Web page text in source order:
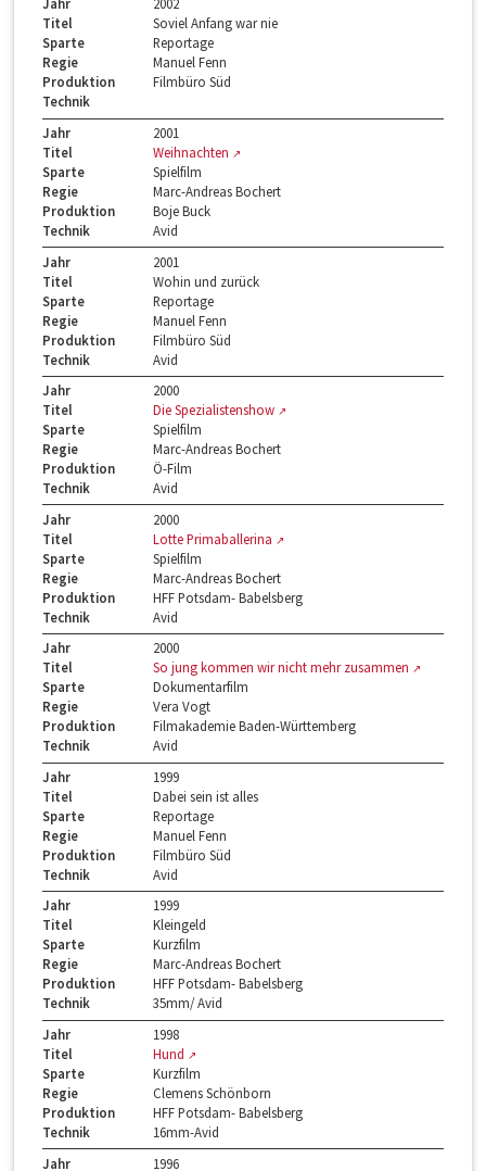
Jahr
2002
Titel
Soviel Anfang war nie
Sparte
Reportage
Regie
Manuel Fenn
Produktion
Filmbüro Süd
Technik
Jahr
2001
Titel
Weihnachten
Sparte
Spielfilm
Regie
Marc-Andreas Bochert
Produktion
Boje Buck
Technik
Avid
Jahr
2001
Titel
Wohin und zurück
Sparte
Reportage
Regie
Manuel Fenn
Produktion
Filmbüro Süd
Technik
Avid
Jahr
2000
Titel
Die Spezialistenshow
Sparte
Spielfilm
Regie
Marc-Andreas Bochert
Produktion
Ö-Film
Technik
Avid
Jahr
2000
Titel
Lotte Primaballerina
Sparte
Spielfilm
Regie
Marc-Andreas Bochert
Produktion
HFF Potsdam- Babelsberg
Technik
Avid
Jahr
2000
Titel
So jung kommen wir nicht mehr zusammen
Sparte
Dokumentarfilm
Regie
Vera Vogt
Produktion
Filmakademie Baden-Württemberg
Technik
Avid
Jahr
1999
Titel
Dabei sein ist alles
Sparte
Reportage
Regie
Manuel Fenn
Produktion
Filmbüro Süd
Technik
Avid
Jahr
1999
Titel
Kleingeld
Sparte
Kurzfilm
Regie
Marc-Andreas Bochert
Produktion
HFF Potsdam- Babelsberg
Technik
35mm/ Avid
Jahr
1998
Titel
Hund
Sparte
Kurzfilm
Regie
Clemens Schönborn
Produktion
HFF Potsdam- Babelsberg
Technik
16mm-Avid
Jahr
1996